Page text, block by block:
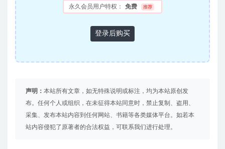
永久会员用户特权： 免费 推荐
登录后购买
声明： 本站所有文章，如无特殊说明或标注，均为本站原创发
布。任何个人或组织，在未征得本站同意时，禁止复制、盗用、
采集、发布本站内容到任何网站、书籍等各类媒体平台。如若本
站内容侵犯了原著者的合法权益，可联系我们进行处理。